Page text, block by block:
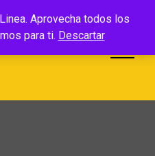
Aprovecha todos los
para ti. Descartar